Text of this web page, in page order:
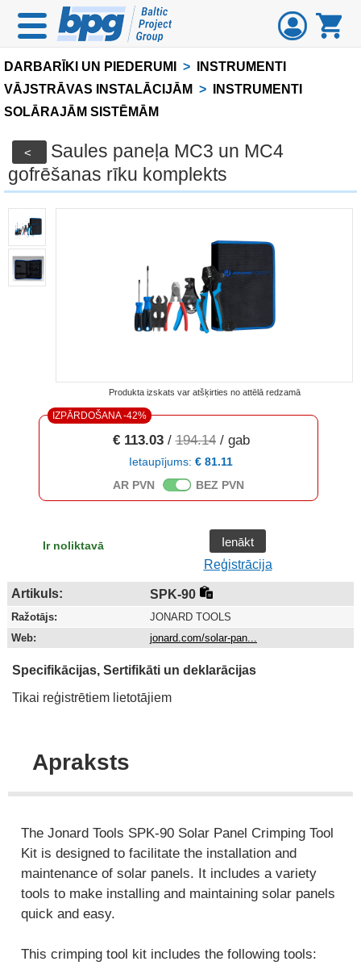
DARBARĪKI UN PIEDERUMI >
INSTRUMENTI
VĀJSTRĀVAS INSTALĀCIJĀM >
INSTRUMENTI
SOLĀRAJĀM SISTĒMĀM
<
Saules paneļa MC3 un MC4
gofrēšanas rīku komplekts
Produkta izskats var atšķirties no attēlā redzamā
IZPĀRDOŠANA -42%
€ 113.03/194.14/ gab
Ietaupījums: € 81.11
AR PVN
BEZ PVN
Ir noliktavā
Ienākt
Reģistrācija
Artikuls: SPK-90
Ražotājs:
JONARD TOOLS
Web:
jonard.com/solar-pan...
Specifikācijas, Sertifikāti un deklarācijas
Tikai reģistrētiem lietotājiem
Apraksts
The Jonard Tools SPK-90 Solar Panel Crimping Tool
Kit is designed to facilitate the installation and
maintenance of solar panels. It includes a variety
tools to make installing and maintaining solar panels
quick and easy.
This crimping tool kit includes the following tools: